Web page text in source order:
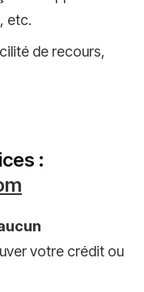
etc.
de recours,
:
votre crédit ou